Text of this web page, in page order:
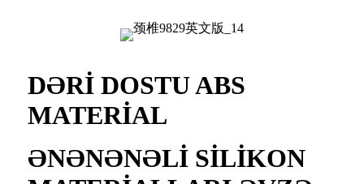
DƏRİ DOSTU ABS
MATERİAL
ƏNƏNƏNƏLİ SİLİKON